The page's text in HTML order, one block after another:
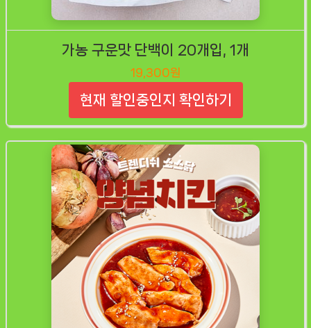
가농 구운맛 단백이 20개입, 1개
19,300원
현재 할인중인지 확인하기